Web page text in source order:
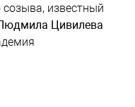
известный
Цивилева